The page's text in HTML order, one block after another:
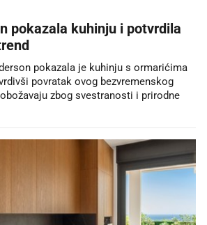
pokazala kuhinju i potvrdila
pokazala je kuhinju s ormarićima
povratak ovog bezvremenskog
zbog svestranosti i prirodne